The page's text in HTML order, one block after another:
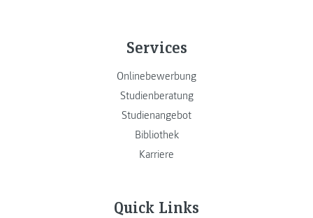
Services
Onlinebewerbung
Studienberatung
Studienangebot
Bibliothek
Karriere
Quick Links